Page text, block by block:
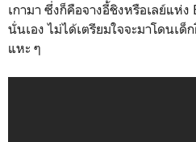
เกามา ซึ่งก็คือจางอี้ชิงหรือเลย์แห่ง
นั่นเอง ไม่ได้เตรียมใจจะมาโดนเด็
แหะ ๆ